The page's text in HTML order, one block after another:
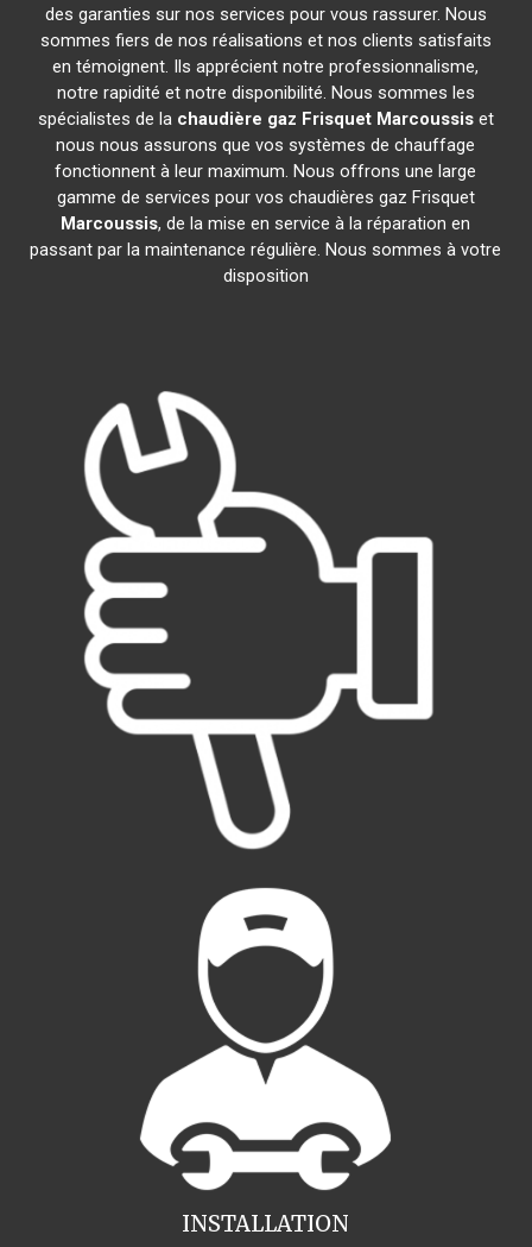
des garanties sur nos services pour vous rassurer. Nous
sommes fiers de nos réalisations et nos clients satisfaits
en témoignent. Ils apprécient notre professionnalisme,
notre rapidité et notre disponibilité. Nous sommes les
spécialistes de la chaudière gaz Frisquet Marcoussiset
nous nous assurons que vos systèmes de chauffage
fonctionnent à leur maximum. Nous offrons une large
gamme de services pour vos chaudières gaz Frisquet
Marcoussis, de la mise en service à la réparation en
passant par la maintenance régulière. Nous sommes à votre
disposition
INSTALLATION